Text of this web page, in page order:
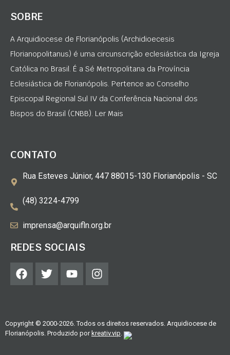
SOBRE
A Arquidiocese de Florianópolis (Archidioecesis
Florianopolitanus) é uma circunscrição eclesiástica da Igreja
Católica no Brasil. É a Sé Metropolitana da Província
Eclesiástica de Florianópolis. Pertence ao Conselho
Episcopal Regional Sul IV da Conferência Nacional dos
Bispos do Brasil (CNBB). Ler Mais
CONTATO
Rua Esteves Júnior, 447 88015-130 Florianópolis - SC
(48) 3224-4799
imprensa@arquifln.org.br
REDES SOCIAIS
Copyright © 2000-2026. Todos os direitos reservados. Arquidiocese de
Florianópolis. Produzido porkreativ.vip